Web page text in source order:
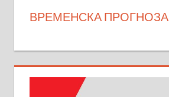
ВРЕМЕНСКА ПРОГНОЗА